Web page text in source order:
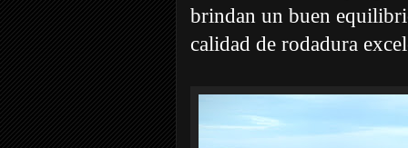
brindan un buen
calidad de rodadura